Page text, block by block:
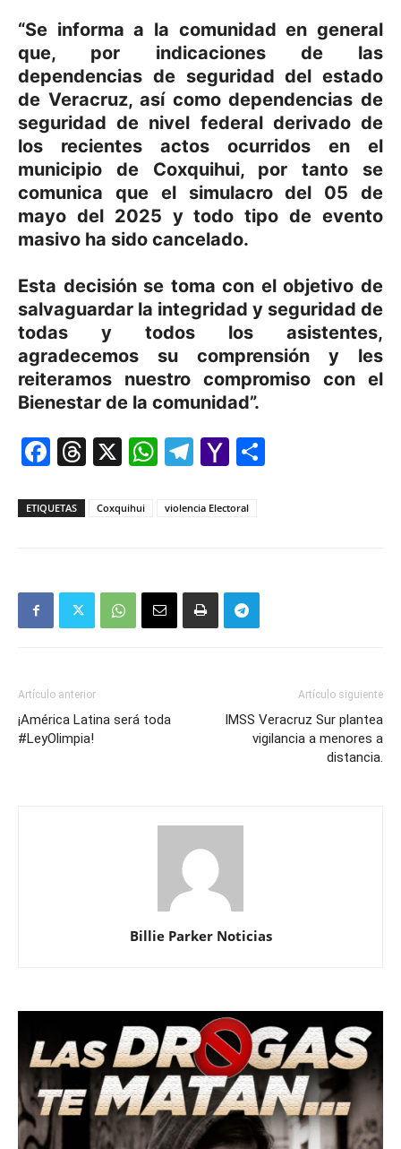
“Se informa a la comunidad en general
que, por indicaciones de las
dependencias de seguridad del estado
de Veracruz, así como dependencias de
seguridad de nivel federal derivado de
los recientes actos ocurridos en el
municipio de Coxquihui, por tanto se
comunica que el simulacro del 05 de
mayo del 2025 y todo tipo de evento
masivo ha sido cancelado.
Esta decisión se toma con el objetivo de
salvaguardar la integridad y seguridad de
todas y todos los asistentes,
agradecemos su comprensión y les
reiteramos nuestro compromiso con el
Bienestar de la comunidad”.
Facebook
Threads
X WhatsApp
Telegram
Yahoo
ETIQUETAS Coxquihui violencia Electoral
Artículo anterior
¡América Latina será toda
#LeyOlimpia!
Artículo siguiente
IMSS Veracruz Sur plantea
vigilancia a menores a
distancia.
Billie Parker Noticias